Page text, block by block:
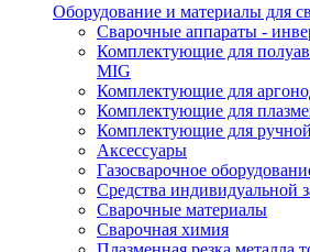
Оборудование и материалы для
Сварочные аппараты -
Комплектующие для
MIG
Комплектующие для
Комплектующие для
Комплектующие для
Аксессуары
Газосварочное
Средства индивидуальной
Сварочные материалы
Сварочная химия